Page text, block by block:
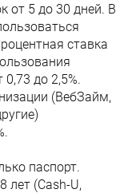
от 5 до 30 дней. В
ставка
до 2,5%.
(ВебЗайм,
паспорт.
(Cash-U,